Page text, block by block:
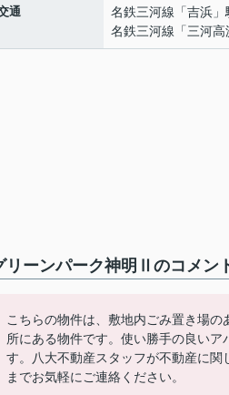
通 名鉄三河線 「吉浜
名鉄三河線 「三河高
リーンパーク神明Ⅱのコメン
こちらの物件は、敷地内ごみ置き場
所にある物件です。使い勝手の良い
す。八大不動産スタッフが不動産に
までお気軽にご連絡ください。